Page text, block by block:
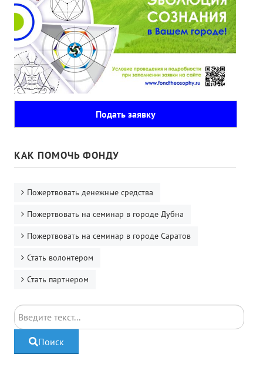
Подать заявку
КАК ПОМОЧЬ ФОНДУ
Пожертвовать денежные средства
Пожертвовать на семинар в городе Дубна
Пожертвовать на семинар в городе Саратов
Стать волонтером
Стать партнером
Поиск
Поиск